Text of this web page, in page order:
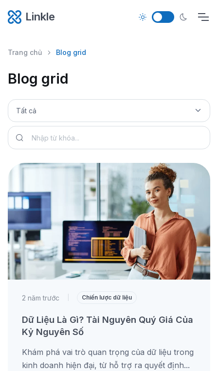
Linkle
Trang chủ Blog grid
Blog grid
2 năm trước Chiến lược dữ liệu
Dữ Liệu Là Gì? Tài Nguyên Quý Giá Của
Kỷ Nguyên Số
Khám phá vai trò quan trọng của dữ liệu trong
kinh doanh hiện đại, từ hỗ trợ ra quyết định...